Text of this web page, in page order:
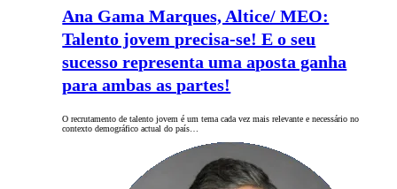
Ana Gama Marques, Altice/ MEO:
Talento jovem precisa-se! E o seu
sucesso representa uma aposta ganha
para ambas as partes!
O recrutamento de talento jovem é um tema cada vez mais relevante e necessário no
contexto demográfico actual do país…